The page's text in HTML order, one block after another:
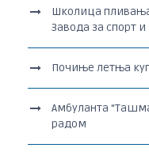
Школица
Завода за спорт
Почиње летња
Амбуланта
радом